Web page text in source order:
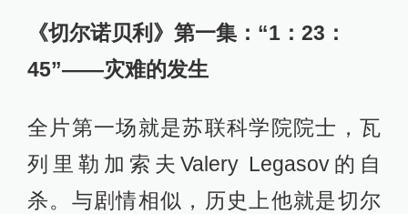
《切尔诺贝利》第一集：“1：23：
45”——灾难的发生
全片第一场就是苏联科学院院士，瓦
列里勒加索夫Valery Legasov的自
杀。与剧情相似，历史上他就是切尔